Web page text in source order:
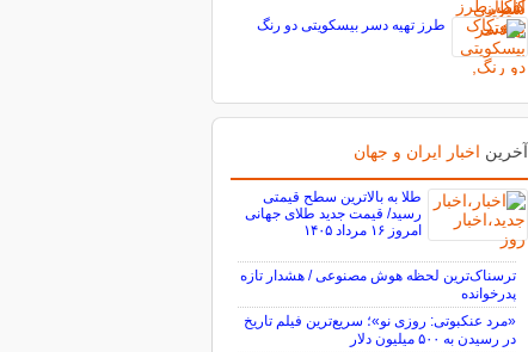
طرز تهیه دسر بیسکویتی دو رنگ
آخرین اخبار ایران و جهان
طلا به بالاترین سطح قیمتی
رسید/ قیمت جدید طلای جهانی
امروز ۱۶ مرداد ۱۴۰۵
ترسناک‌ترین لحظه هوش مصنوعی / هشدار تازه
پدرخوانده
«مرد عنکبوتی: روزی نو»؛ سریع‌ترین فیلم تاریخ
در رسیدن به ۵۰۰ میلیون دلار